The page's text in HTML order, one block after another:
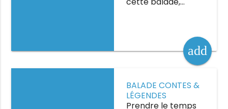
add
BALADE CONTES &
LÉGENDES
Prendre le temps